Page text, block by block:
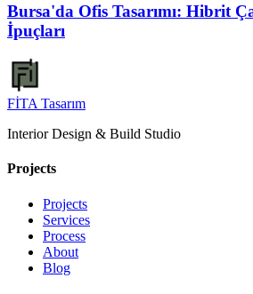
Bursa'da Ofis Tasarımı: Hibrit
İpuçları
FİTA Tasarım
Interior Design & Build Studio
Projects
Projects
Services
Process
About
Blog